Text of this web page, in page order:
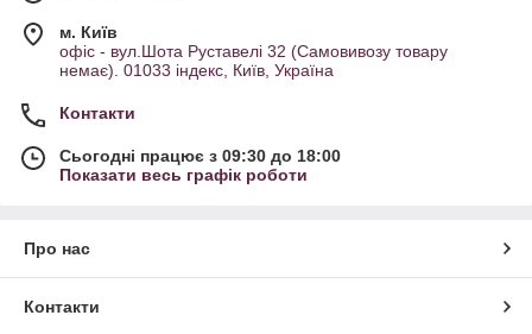
м. Київ
офіс - вул.Шота Руставелі 32 (Самовивозу товару
немає). 01033 індекс, Київ, Україна
Контакти
Сьогодні працює з 09:30 до 18:00
Показати весь графік роботи
Про нас
Контакти